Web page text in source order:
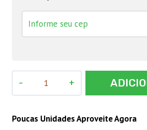
Cultivada
Poucas Unidades Aproveite Agora